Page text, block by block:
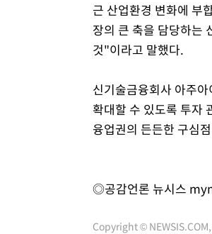
근 산업환경 변화에 부
장의 큰 축을 담당하는
것"이라고 말했다.
신기술금융회사 아주
확대할 수 있도록 투자
융업권의 든든한 구심
◎공감언론 뉴시스
Copyright © NEWSIS.COM,